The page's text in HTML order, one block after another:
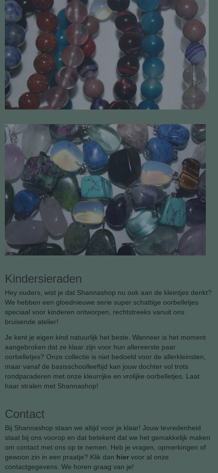
Kindersieraden
Hey ouders, wist je dat Shannashop nu ook aan de kleintjes denkt?
We hebben een gloednieuwe serie super schattige oorbelletjes
speciaal voor kinderen ontworpen, rechtstreeks vanuit ons
bruisende atelier!
Je kent je eigen kind natuurlijk het beste. Wanneer is het moment
aangebroken dat ze klaar zijn voor hun allereerste paar
oorbelletjes? Onze collectie is niet bedoeld voor de allerkleinsten,
maar vanaf de basisschoolleeftijd kan jouw dochter vol trots
rondparaderen met onze kleurrijke en vrolijke oorbelletjes. Laat
haar stralen met Shannashop!
Contact
Bij Shannashop staan we altijd voor je klaar! Jouw tevredenheid
staat bij ons voorop en dat betekent dat we het gemakkelijk maken
om contact met ons op te nemen. Heb je vragen, opmerkingen of
gewoon zin in een praatje? Klik dan hier voor al onze
contactgegevens. We horen graag van je!